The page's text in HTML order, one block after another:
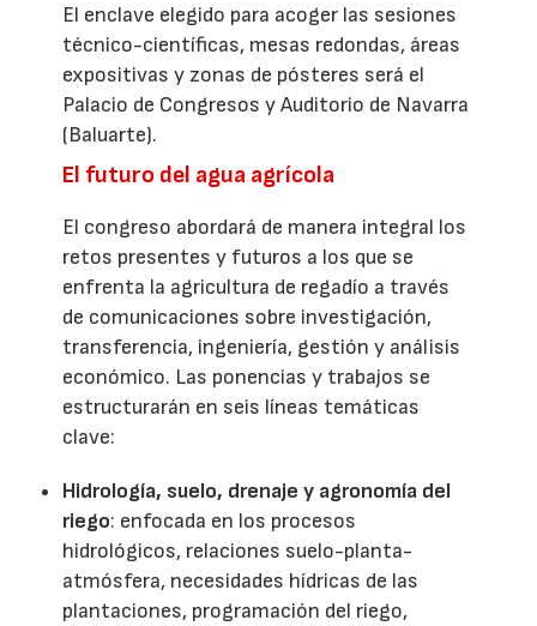
El enclave elegido para acoger las sesiones
técnico-científicas, mesas redondas, áreas
expositivas y zonas de pósteres será el
Palacio de Congresos y Auditorio de Navarra
(Baluarte).
El futuro del agua agrícola
El congreso abordará de manera integral los
retos presentes y futuros a los que se
enfrenta la agricultura de regadío a través
de comunicaciones sobre investigación,
transferencia, ingeniería, gestión y análisis
económico. Las ponencias y trabajos se
estructurarán en seis líneas temáticas
clave:
Hidrología, suelo, drenaje y agronomía del
riego: enfocada en los procesos
hidrológicos, relaciones suelo-planta-
atmósfera, necesidades hídricas de las
plantaciones, programación del riego,